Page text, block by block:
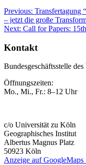
Previous: Transfertagung
– jetzt die große
Next: Call for Papers:
Kontakt
Bundesgeschäftsstelle
Öffnungszeiten:
Mo., Mi., Fr.: 8–12 Uhr
c/o Universität zu Köln
Geographisches Institut
Albertus Magnus Platz
50923 Köln
Anzeige auf GoogleMaps